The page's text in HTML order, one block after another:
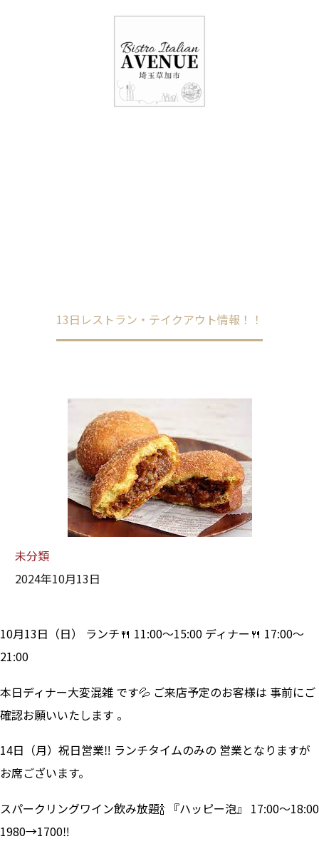
13日レストラン・テイクアウト情報！！
未分類
2024年10月13日
10月13日（日） ランチ🍴 11:00～15:00 ディナー🍴 17:00～
21:00
本日ディナー大変混雑 です💦 ご来店予定のお客様は 事前にご
確認お願いいたします 。
14日（月）祝日営業‼ ランチタイムのみの 営業となりますが
お席ございます。
スパークリングワイン飲み放題🍾 『ハッピー泡』 17:00～18:00
1980→1700‼